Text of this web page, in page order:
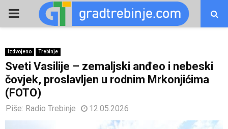
PRIMARY
Izdvojeno Trebinje
Sveti Vasilije – zemaljski anđeo i nebeski
čovjek, proslavljen u rodnim Mrkonjićima
(FOTO)
Piše: Radio Trebinje 12.05.2026